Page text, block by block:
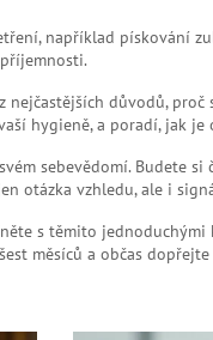
například pískování
důvodů,
hygieně, a poradí, jak je
sebevědomí. Budete
otázka vzhledu, ale i
s těmito
měsíců a občas